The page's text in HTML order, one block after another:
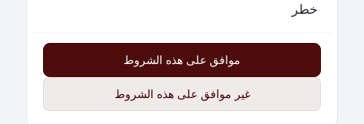
خطر
موافق على هذه الشروط
غير موافق على هذه الشروط